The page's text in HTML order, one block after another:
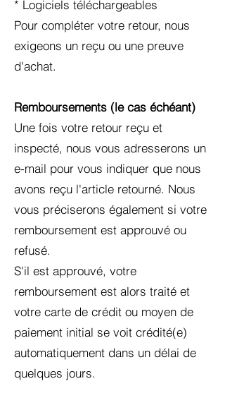
* Logiciels téléchargeables
Pour compléter votre retour, nous
exigeons un reçu ou une preuve
d'achat.
Remboursements (le cas échéant)
Une fois votre retour reçu et
inspecté, nous vous adresserons un
e-mail pour vous indiquer que nous
avons reçu l'article retourné. Nous
vous préciserons également si votre
remboursement est approuvé ou
refusé.
S'il est approuvé, votre
remboursement est alors traité et
votre carte de crédit ou moyen de
paiement initial se voit crédité(e)
automatiquement dans un délai de
quelques jours.